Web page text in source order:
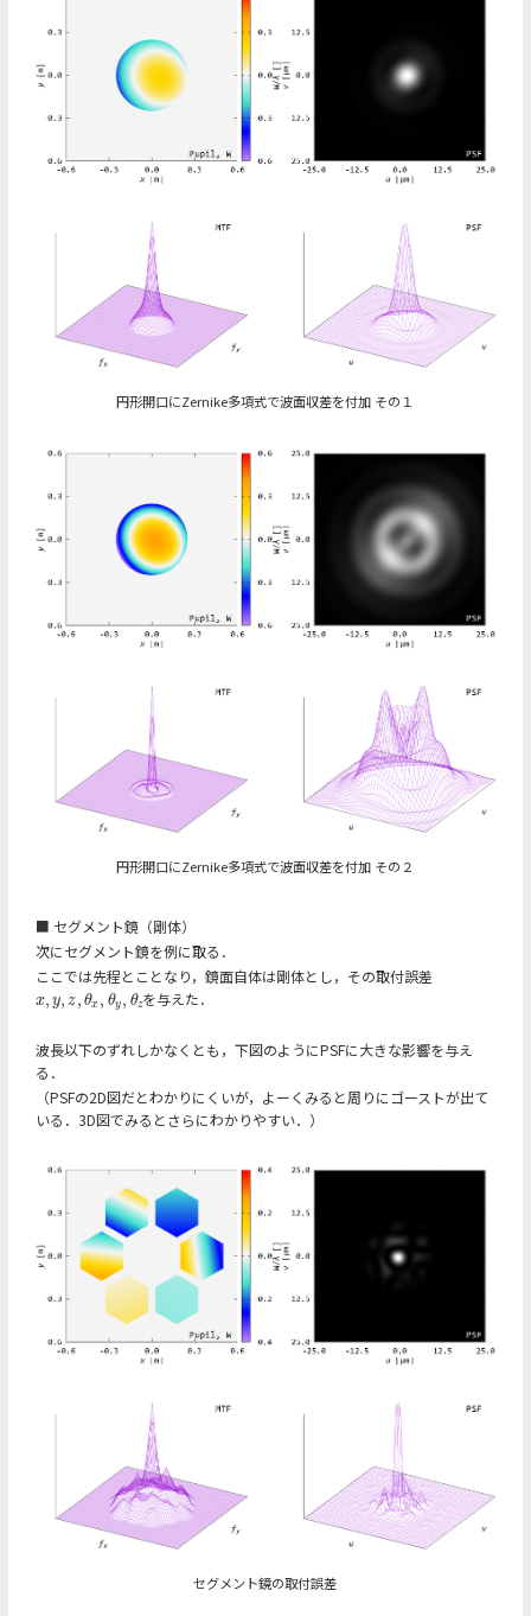
円形開口にZernike多項式で波面収差を付加 その１
円形開口にZernike多項式で波面収差を付加 その２
■ セグメント鏡（剛体）
次にセグメント鏡を例に取る．
ここでは先程とことなり，鏡面自体は剛体とし，その取付誤差
x, y, z, θx , θy , θz
x,y,z,θx,θy ,θz を与えた．
波長以下のずれしかなくとも，下図のようにPSFに大きな影響を与え
る．
（PSFの2D図だとわかりにくいが，よーくみると周りにゴーストが出て
いる．3D図でみるとさらにわかりやすい．）
セグメント鏡の取付誤差